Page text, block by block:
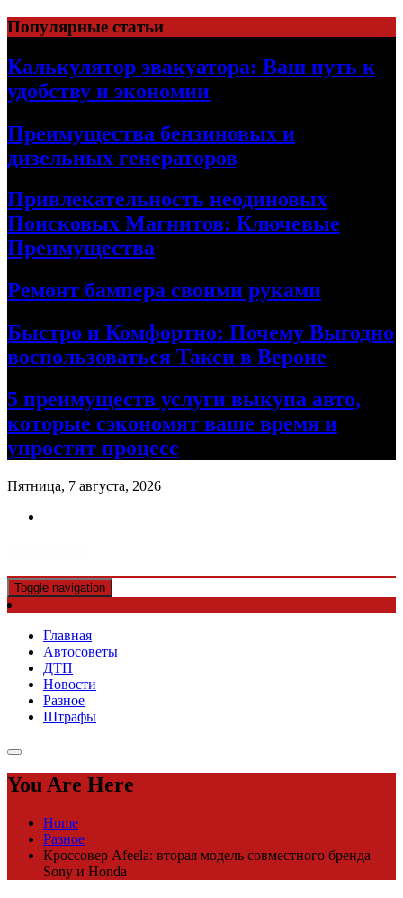
Skip
to
content
Популярные статьи
Калькулятор эвакуатора: Ваш путь к
удобству и экономии
Преимущества бензиновых и
дизельных генераторов
Привлекательность неодиновых
Поисковых Магнитов: Ключевые
Преимущества
Ремонт бампера своими руками
Быстро и Комфортно: Почему Выгодно
воспользоваться Такси в Вероне
5 преимуществ услуги выкупа авто,
которые сэкономят ваше время и
упростят процесс
Пятница, 7 августа, 2026
Toggle navigation
Главная
Автосоветы
ДТП
Новости
Разное
Штрафы
You Are Here
Home
Разное
Кроссовер Afeela: вторая модель совместного бренда
Sony и Honda